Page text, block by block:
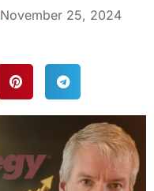
November 25, 2024